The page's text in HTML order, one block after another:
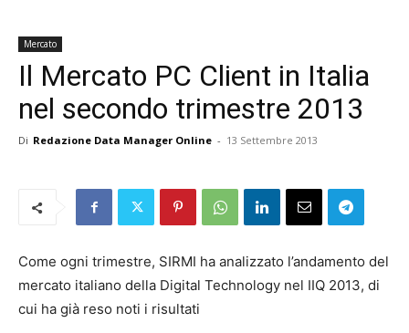
Mercato
Il Mercato PC Client in Italia
nel secondo trimestre 2013
Di Redazione Data Manager Online - 13 Settembre 2013
Come ogni trimestre, SIRMI ha analizzato l’andamento del
mercato italiano della Digital Technology nel IIQ 2013, di
cui ha già reso noti i risultati